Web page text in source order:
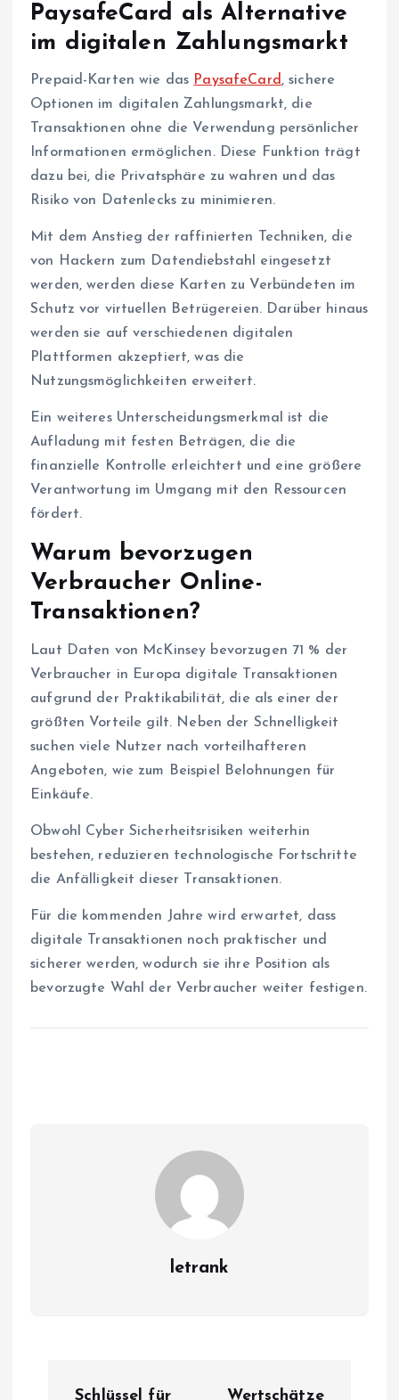
PaysafeCard als Alternative
im digitalen Zahlungsmarkt
Prepaid-Karten wie das PaysafeCard , sichere
Optionen im digitalen Zahlungsmarkt, die
Transaktionen ohne die Verwendung persönlicher
Informationen ermöglichen. Diese Funktion trägt
dazu bei, die Privatsphäre zu wahren und das
Risiko von Datenlecks zu minimieren.
Mit dem Anstieg der raffinierten Techniken, die
von Hackern zum Datendiebstahl eingesetzt
werden, werden diese Karten zu Verbündeten im
Schutz vor virtuellen Betrügereien. Darüber hinaus
werden sie auf verschiedenen digitalen
Plattformen akzeptiert, was die
Nutzungsmöglichkeiten erweitert.
Ein weiteres Unterscheidungsmerkmal ist die
Aufladung mit festen Beträgen, die die
finanzielle Kontrolle erleichtert und eine größere
Verantwortung im Umgang mit den Ressourcen
fördert.
Warum bevorzugen
Verbraucher Online-
Transaktionen?
Laut Daten von McKinsey bevorzugen 71 % der
Verbraucher in Europa digitale Transaktionen
aufgrund der Praktikabilität, die als einer der
größten Vorteile gilt. Neben der Schnelligkeit
suchen viele Nutzer nach vorteilhafteren
Angeboten, wie zum Beispiel Belohnungen für
Einkäufe.
Obwohl Cyber Sicherheitsrisiken weiterhin
bestehen, reduzieren technologische Fortschritte
die Anfälligkeit dieser Transaktionen.
Für die kommenden Jahre wird erwartet, dass
digitale Transaktionen noch praktischer und
sicherer werden, wodurch sie ihre Position als
bevorzugte Wahl der Verbraucher weiter festigen.
letrank
Schlüssel für Wertschätze